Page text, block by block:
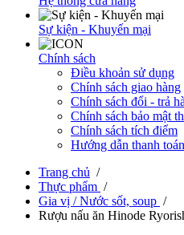
Sự kiện - Khuyến mại
Chính sách
Điều khoản sử dụng
Chính sách giao hàng
Chính sách đổi - trả
Chính sách bảo mật
Chính sách tích điểm
Hướng dẫn thanh toán
Trang chủ /
Thực phẩm /
Gia vị / Nước sốt, soup /
Rượu nấu ăn Hinode